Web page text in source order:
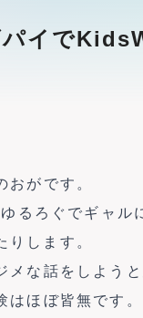
イで
がです。
るろぐでギャル
りします。
な話をしようと
ほぼ皆無です。